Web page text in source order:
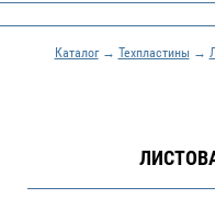
Каталог→ Техпластины→